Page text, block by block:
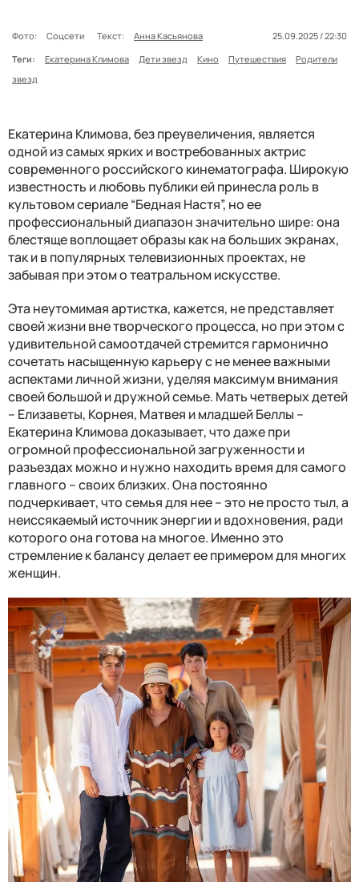
Фото: Соцсети Текст: Анна Касьянова
25.09.2025 / 22:30
Теги:
Екатерина Климова Дети звезд Кино Путешествия
Родители
звезд
Екатерина Климова, без преувеличения, является
одной из самых ярких и востребованных актрис
современного российского кинематографа. Широкую
известность и любовь публики ей принесла роль в
культовом сериале “Бедная Настя”, но ее
профессиональный диапазон значительно шире: она
блестяще воплощает образы как на больших экранах,
так и в популярных телевизионных проектах, не
забывая при этом о театральном искусстве.
Эта неутомимая артистка, кажется, не представляет
своей жизни вне творческого процесса, но при этом с
удивительной самоотдачей стремится гармонично
сочетать насыщенную карьеру с не менее важными
аспектами личной жизни, уделяя максимум внимания
своей большой и дружной семье. Мать четверых детей
– Елизаветы, Корнея, Матвея и младшей Беллы –
Екатерина Климова доказывает, что даже при
огромной профессиональной загруженности и
разъездах можно и нужно находить время для самого
главного – своих близких. Она постоянно
подчеркивает, что семья для нее – это не просто тыл, а
неиссякаемый источник энергии и вдохновения, ради
которого она готова на многое. Именно это
стремление к балансу делает ее примером для многих
женщин.